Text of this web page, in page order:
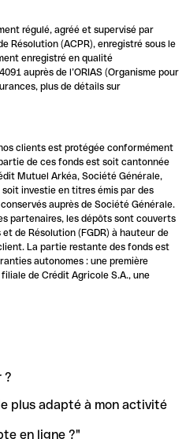
régulé, agréé et supervisé par
Résolution (ACPR), enregistré sous le
enregistré en qualité
auprès de l’ORIAS (Organisme pour
plus de détails sur
clients est protégée conformément
de ces fonds est soit cantonnée
Mutuel Arkéa, Société Générale,
investie en titres émis par des
auprès de Société Générale.
partenaires, les dépôts sont couverts
de Résolution (FGDR) à hauteur de
La partie restante des fonds est
autonomes : une première
de Crédit Agricole S.A., une
?
plus adapté à mon activité
en ligne ?"